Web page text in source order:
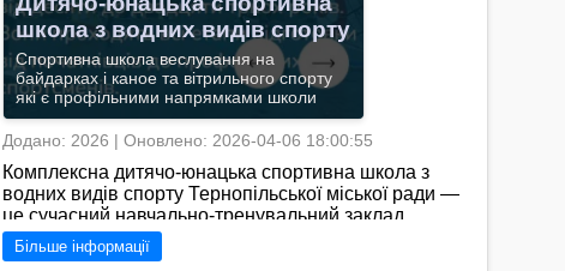
школа з водних видів спорту
Спортивна школа веслування на
байдарках і каное та вітрильного спорту
які є профільними напрямками школи
Додано: 2026 | Оновлено: 2026-04-06 18:00:55
Комплексна дитячо-юнацька спортивна школа з
водних видів спорту Тернопільської міської ради —
це сучасний навчально-тренувальний заклад
створений на базі колишньої ДЮСШ «Буревісник».
Основний акцент у її діяльності зроблено на
Більше інформації